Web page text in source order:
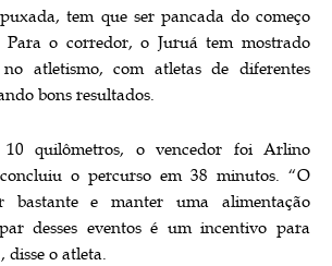
tem que ser pancada do começo
o corredor, o Juruá tem mostrado
atletismo, com atletas de diferentes
bons resultados.
quilômetros, o vencedor foi Arlino
o percurso em 38 minutos. “O
bastante e manter uma alimentação
desses eventos é um incentivo para
disse o atleta.